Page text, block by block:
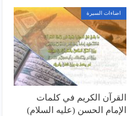
اضاءات السيرة
القرآن الكريم في كلمات
الإمام الحسن (عليه السلام)